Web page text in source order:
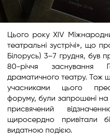
Цього року XIV
театральні зустрічі», що
Білорусь) 3–7 грудня, був
80-річчя заснування
драматичного театру. Тож
учасниками цього
форуму, були запрошені на
присвячений
щиросердно привітали
видатною подією.